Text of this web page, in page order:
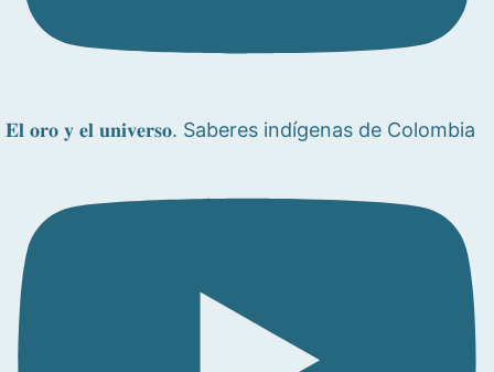
𝐄𝐥 𝐨𝐫𝐨 𝐲 𝐞𝐥 𝐮𝐧𝐢𝐯𝐞𝐫𝐬𝐨. Saberes indígenas de Colombia